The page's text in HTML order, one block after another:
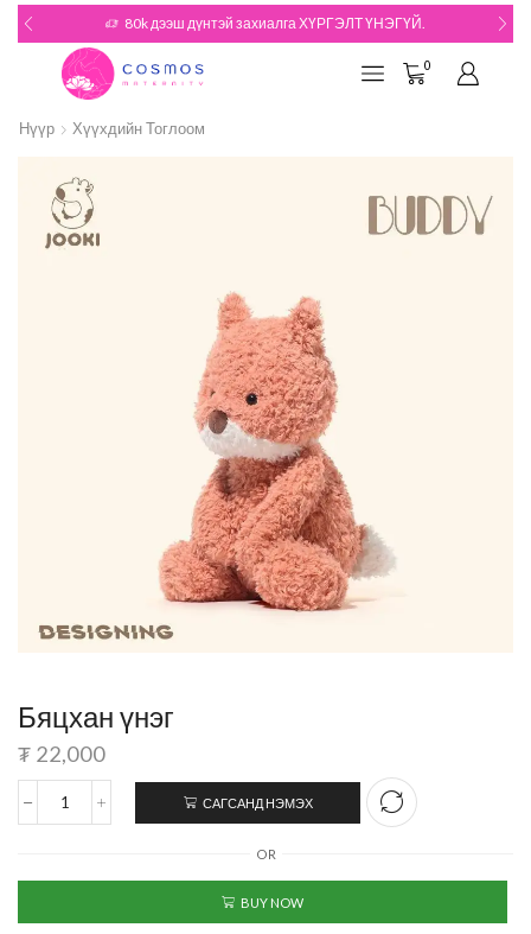
80k дээш дүнтэй захиалга ХҮРГЭЛТ ҮНЭГҮЙ.
0
Нүүр Хүүхдийн Тоглоом
Бяцхан үнэг
₮ 22,000
САГСАНД НЭМЭХ
OR
BUY NOW